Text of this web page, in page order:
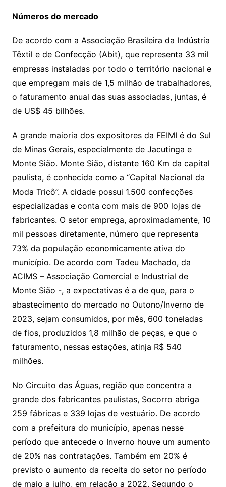
Números do mercado
De acordo com a Associação Brasileira da Indústria
Têxtil e de Confecção (Abit), que representa 33 mil
empresas instaladas por todo o território nacional e
que empregam mais de 1,5 milhão de trabalhadores,
o faturamento anual das suas associadas, juntas, é
de US$ 45 bilhões.
A grande maioria dos expositores da FEIMI é do Sul
de Minas Gerais, especialmente de Jacutinga e
Monte Sião. Monte Sião, distante 160 Km da capital
paulista, é conhecida como a “Capital Nacional da
Moda Tricô”. A cidade possui 1.500 confecções
especializadas e conta com mais de 900 lojas de
fabricantes. O setor emprega, aproximadamente, 10
mil pessoas diretamente, número que representa
73% da população economicamente ativa do
município. De acordo com Tadeu Machado, da
ACIMS – Associação Comercial e Industrial de
Monte Sião -, a expectativas é a de que, para o
abastecimento do mercado no Outono/Inverno de
2023, sejam consumidos, por mês, 600 toneladas
de fios, produzidos 1,8 milhão de peças, e que o
faturamento, nessas estações, atinja R$ 540
milhões.
No Circuito das Águas, região que concentra a
grande dos fabricantes paulistas, Socorro abriga
259 fábricas e 339 lojas de vestuário. De acordo
com a prefeitura do município, apenas nesse
período que antecede o Inverno houve um aumento
de 20% nas contratações. Também em 20% é
previsto o aumento da receita do setor no período
de maio a julho, em relação a 2022. Segundo o